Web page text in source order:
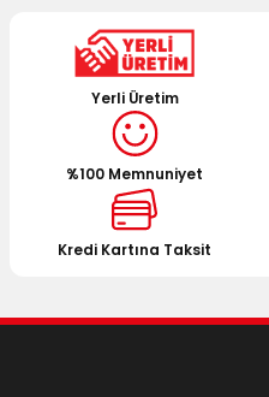
Ürün açıklamasında eksik
Ürün fiyatı diğer sitelerden
Bu ürüne benzer farklı
Yerli Üretim
%100 Memnuniyet
Kredi Kartına Taksit